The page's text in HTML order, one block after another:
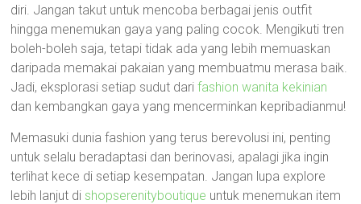
diri. Jangan takut untuk mencoba berbagai jenis outfit
hingga menemukan gaya yang paling cocok. Mengikuti tren
boleh-boleh saja, tetapi tidak ada yang lebih memuaskan
daripada memakai pakaian yang membuatmu merasa baik.
Jadi, eksplorasi setiap sudut darifashion wanita kekinian
dan kembangkan gaya yang mencerminkan kepribadianmu!
Memasuki dunia fashion yang terus berevolusi ini, penting
untuk selalu beradaptasi dan berinovasi, apalagi jika ingin
terlihat kece di setiap kesempatan. Jangan lupa explore
lebih lanjut di shopserenityboutique untuk menemukan item